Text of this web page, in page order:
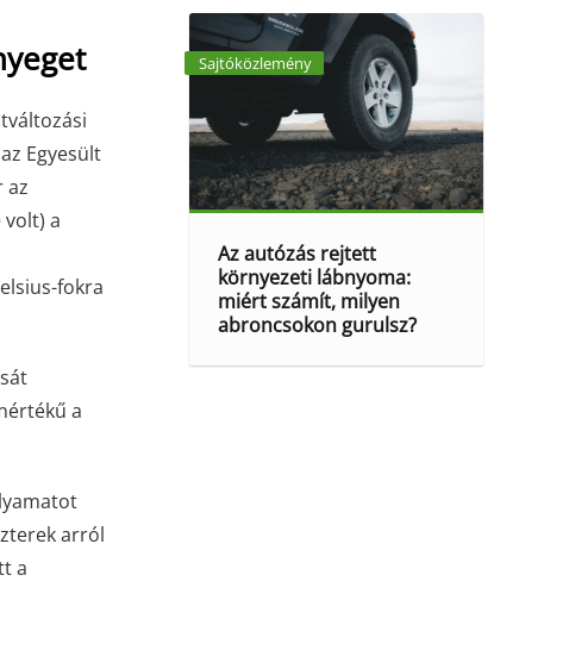
Egyesült
az
volt) a
fokra
a
arról
a
Sajtóközlemény
Az autózás rejtett
környezeti lábnyoma:
miért számít, milyen
abroncsokon gurulsz?